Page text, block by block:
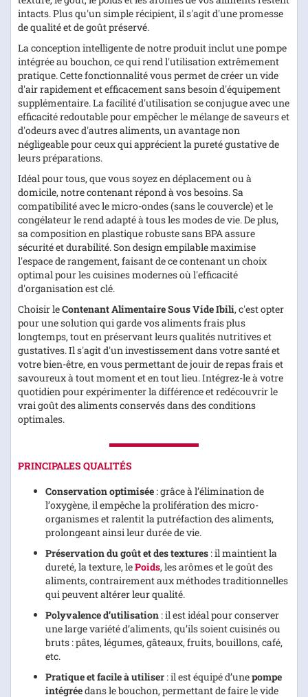
intacts. Plus qu'un simple récipient, il s'agit d'une promesse
de qualité et de goût préservé.
La conception intelligente de notre produit inclut une pompe
intégrée au bouchon, ce qui rend l'utilisation extrêmement
pratique. Cette fonctionnalité vous permet de créer un vide
d'air rapidement et efficacement sans besoin d'équipement
supplémentaire. La facilité d'utilisation se conjugue avec une
efficacité redoutable pour empêcher le mélange de saveurs et
d'odeurs avec d'autres aliments, un avantage non
négligeable pour ceux qui apprécient la pureté gustative de
leurs préparations.
Idéal pour tous, que vous soyez en déplacement ou à
domicile, notre contenant répond à vos besoins. Sa
compatibilité avec le micro-ondes (sans le couvercle) et le
congélateur le rend adapté à tous les modes de vie. De plus,
sa composition en plastique robuste sans BPA assure
sécurité et durabilité. Son design empilable maximise
l'espace de rangement, faisant de ce contenant un choix
optimal pour les cuisines modernes où l'efficacité
d'organisation est clé.
Choisir leContenant Alimentaire Sous Vide Ibili, c'est opter
pour une solution qui garde vos aliments frais plus
longtemps, tout en préservant leurs qualités nutritives et
gustatives. Il s'agit d'un investissement dans votre santé et
votre bien-être, en vous permettant de jouir de repas frais et
savoureux à tout moment et en tout lieu. Intégrez-le à votre
quotidien pour expérimenter la différence et redécouvrir le
vrai goût des aliments conservés dans des conditions
optimales.
PRINCIPALES QUALITÉS
Conservation optimisée : grâce à l’élimination de
l’oxygène, il empêche la prolifération des micro-
organismes et ralentit la putréfaction des aliments,
prolongeant ainsi leur durée de vie.
Préservation du goût et des textures : il maintient la
dureté, la texture, lePoids, les arômes et le goût des
aliments, contrairement aux méthodes traditionnelles
qui peuvent altérer leur qualité.
Polyvalence d’utilisation : il est idéal pour conserver
une large variété d’aliments, qu’ils soient cuisinés ou
bruts : pâtes, légumes, gâteaux, fruits, bouillons, café,
etc.
Pratique et facile à utiliser : il est équipé d’unepompe
intégréedans le bouchon, permettant de faire le vide